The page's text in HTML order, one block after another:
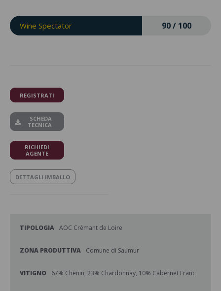
Wine Spectator 90 / 100
REGISTRATI
SCHEDA
TECNICA
RICHIEDI
AGENTE
DETTAGLI IMBALLO
TIPOLOGIA AOC Crémant de Loire
ZONA PRODUTTIVA Comune di Saumur
VITIGNO 67% Chenin, 23% Chardonnay, 10% Cabernet Franc